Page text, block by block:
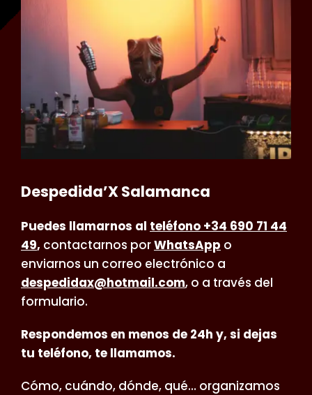
Despedida’X Salamanca
Puedes llamarnos al teléfono +34 690 71 44
49, contactarnos porWhatsApp o
enviarnos un correo electrónico a
despedidax@hotmail.com, o a través del
formulario.
Respondemos en menos de 24h y, si dejas
tu teléfono, te llamamos.
Cómo, cuándo, dónde, qué… organizamos